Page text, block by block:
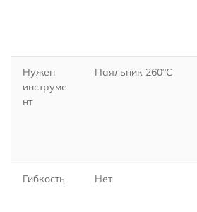
Нужен
инструме
нт
Паяльник 260°C
Гибкость Нет